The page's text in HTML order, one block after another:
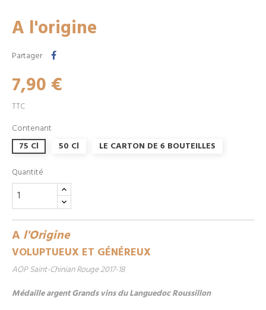
A l'origine
Partager
7,90 €
TTC
Contenant
75 Cl
50 Cl
LE CARTON DE 6 BOUTEILLES
Quantité
Al'Origine
VOLUPTUEUX ET GÉNÉREUX
AOP Saint-Chinian Rouge 2017-18
Médaille argent Grands vins du Languedoc Roussillon